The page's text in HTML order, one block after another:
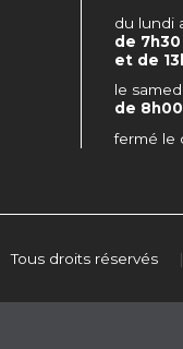
du lundi
de 7h30
et de
le
de
fermé le
Tous droits réservés |